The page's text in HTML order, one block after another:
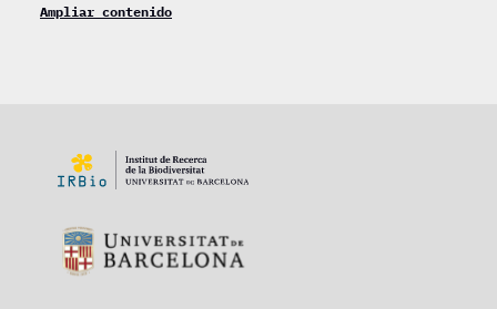
Ampliar contenido